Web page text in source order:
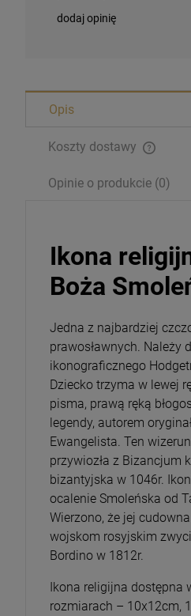
Magnesy religijne
Wyszyński
dodaj opinię
Opis
Koszty dostawy
Opinie o produkcie (0)
Ikona
Boża
Jedna z najbardziej
prawosławnych. Należy
ikonograficznego
Dziecko trzyma w lewej
pisma, prawą ręką
legendy, autorem
Ewangelista. Ten
przywiozła z Bizancjum
bizantyjska w 1046r.
ocalenie Smoleńska od
Wierzono, że jej
wojskom rosyjskim
Bordino w 1812r.
Ikona religijna dostępna
rozmiarach – 10x12cm,